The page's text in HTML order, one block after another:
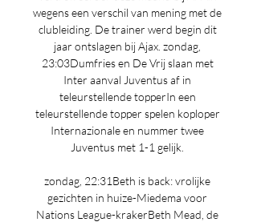
wegens een verschil van mening met de
clubleiding. De trainer werd begin dit
jaar ontslagen bij Ajax. zondag,
23:03Dumfries en De Vrij slaan met
Inter aanval Juventus af in
teleurstellende topperIn een
teleurstellende topper spelen koploper
Internazionale en nummer twee
Juventus met 1-1 gelijk.
zondag, 22:31Beth is back: vrolijke
gezichten in huize-Miedema voor
Nations League-krakerBeth Mead, de